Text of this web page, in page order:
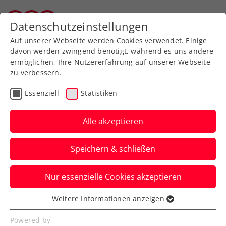
Zurück zur Newsübersicht
Turniere
ITF Antalya: Schwärzler
erreicht erstes Herren-
Einzelfinale
Der ÖTV-Vertragsspieler wandelt hiermit
auf den Spuren von Dominic Thiem und
Alexander Peya.
Verfasst von: Manuel Wachta, 23.03.2024
Datenschutzeinstellungen
Auf unserer Webseite werden Cookies verwendet. Einige
davon werden zwingend benötigt, während es uns andere
ermöglichen, Ihre Nutzererfahrung auf unserer Webseite
zu verbessern.
Essenziell Statistiken
Alle akzeptieren
Speichern & schließen
Nur essenzielle Cookies akzeptieren
Essenziell
Essenzielle Cookies werden für grundlegende
Weitere Informationen anzeigen
Powered by